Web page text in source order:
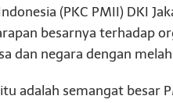
(PKC PMII) DKI
besarnya terhadap
dan negara dengan
adalah semangat besar